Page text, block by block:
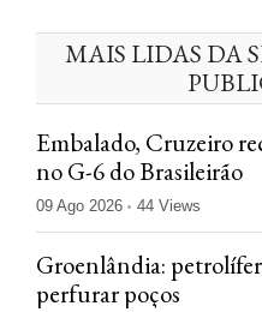
MAIS LIDAS DA
Embalado, Cruzeiro
no G-6 do Brasileirão
09 Ago 2026 44 Views
Groenlândia:
perfurar poços